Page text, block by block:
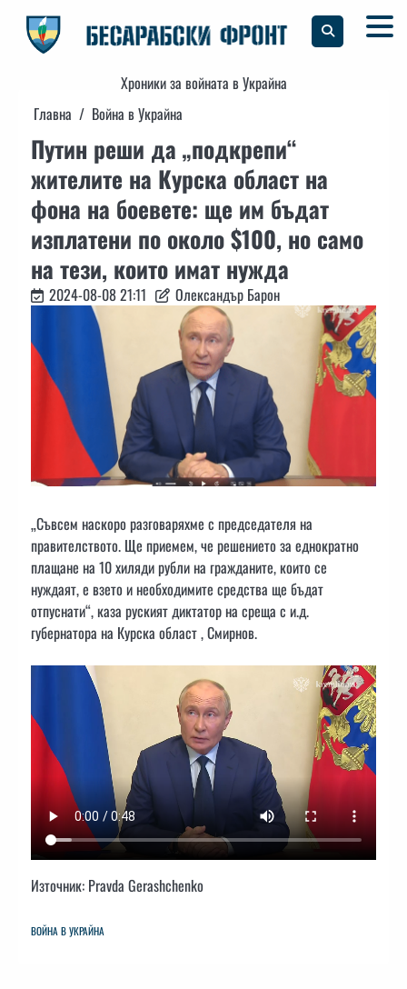
content
Хроники за войната в Украйна
Главна
Война в Украйна
Путин реши да „подкрепи“
жителите на Курска област на
фона на боевете: ще им бъдат
изплатени по около $100, но само
на тези, които имат нужда
2024-08-08 21:11 Олександър Барон
„Съвсем наскоро разговаряхме с председателя на
правителството. Ще приемем, че решението за еднократно
плащане на 10 хиляди рубли на гражданите, които се
нуждаят, е взето и необходимите средства ще бъдат
отпуснати“, каза руският диктатор на среща с и.д.
губернатора на Курска област , Смирнов.
Източник: Pravda Gerashchenko
ВОЙНА В УКРАЙНА